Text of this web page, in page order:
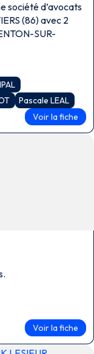
société d’avocats
(86) avec 2
SUR-
Pascale LEAL
Voir la fiche
Voir la fiche